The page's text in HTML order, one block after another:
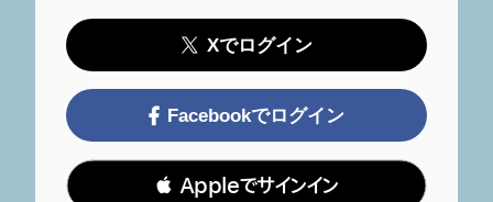
Xでログイン
Facebookでログイン
 Appleでサインイン